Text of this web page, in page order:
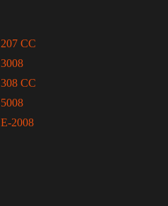
207 CC
3008
308 CC
5008
E-2008